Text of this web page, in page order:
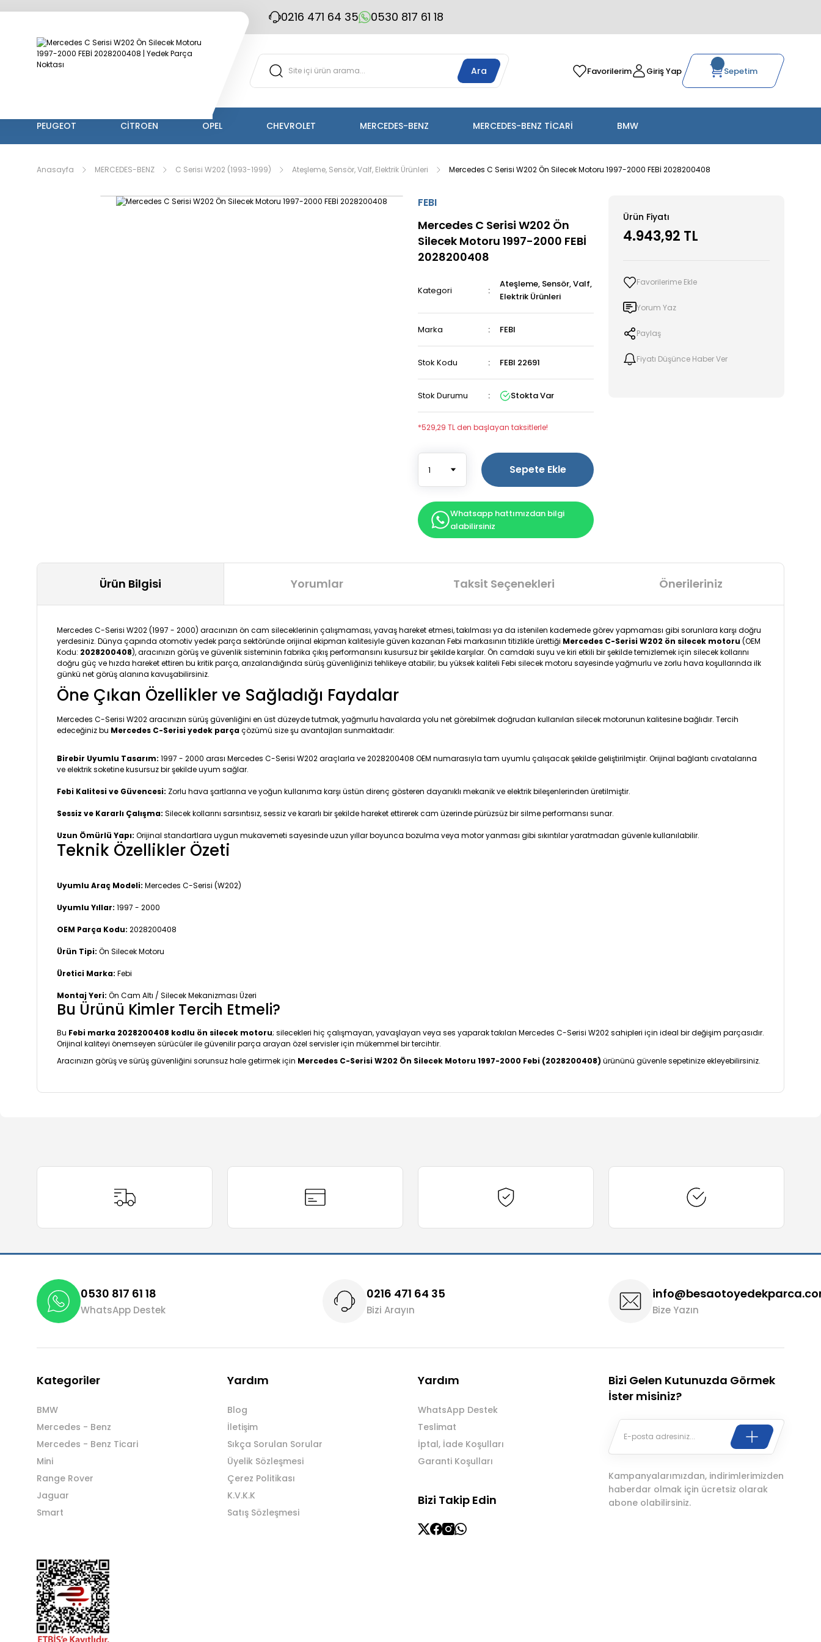
0216 471 64 35 0530 817 61 18
Ara Favorilerim Giriş Yap Sepetim
PEUGEOT CİTROEN OPEL CHEVROLET MERCEDES-BENZ MERCEDES-BENZ TİCARİ BMW
Anasayfa MERCEDES-BENZ C Serisi W202 (1993-1999) Ateşleme, Sensör, Valf, Elektrik Ürünleri Mercedes C Serisi W202 Ön Silecek Motoru 1997-2000 FEBİ 2028200408
FEBI
Mercedes C Serisi W202 Ön
Silecek Motoru 1997-2000 FEBİ
2028200408
Kategori
Ateşleme, Sensör, Valf,
Elektrik Ürünleri
Marka FEBI
Stok Kodu FEBI 22691
Stok Durumu Stokta Var
*529,29 TL den başlayan taksitlerle!
Sepete Ekle
Whatsapp hattımızdan bilgi
alabilirsiniz
Ürün Fiyatı
4.943,92 TL
Yorum Yaz
Paylaş
Fiyatı Düşünce Haber Ver
Ürün Bilgisi Yorumlar Taksit Seçenekleri Önerileriniz
Mercedes C-Serisi W202 (1997 - 2000) aracınızın ön cam sileceklerinin çalışmaması, yavaş hareket etmesi, takılması ya da istenilen kademede görev yapmaması gibi sorunlara karşı doğru
yerdesiniz. Dünya çapında otomotiv yedek parça sektöründe orijinal ekipman kalitesiyle güven kazanan Febi markasının titizlikle ürettiği Mercedes C-Serisi W202 ön silecek motoru (OEM
Kodu: 2028200408), aracınızın görüş ve güvenlik sisteminin fabrika çıkış performansını kusursuz bir şekilde karşılar. Ön camdaki suyu ve kiri etkili bir şekilde temizlemek için silecek kollarını
doğru güç ve hızda hareket ettiren bu kritik parça, arızalandığında sürüş güvenliğinizi tehlikeye atabilir; bu yüksek kaliteli Febi silecek motoru sayesinde yağmurlu ve zorlu hava koşullarında ilk
günkü net görüş alanına kavuşabilirsiniz.
Öne Çıkan Özellikler ve Sağladığı Faydalar
Mercedes C-Serisi W202 aracınızın sürüş güvenliğini en üst düzeyde tutmak, yağmurlu havalarda yolu net görebilmek doğrudan kullanılan silecek motorunun kalitesine bağlıdır. Tercih
edeceğiniz bu Mercedes C-Serisi yedek parçaçözümü size şu avantajları sunmaktadır:
Birebir Uyumlu Tasarım: 1997 - 2000 arası Mercedes C-Serisi W202 araçlarla ve 2028200408 OEM numarasıyla tam uyumlu çalışacak şekilde geliştirilmiştir. Orijinal bağlantı cıvatalarına
ve elektrik soketine kusursuz bir şekilde uyum sağlar.
Febi Kalitesi ve Güvencesi: Zorlu hava şartlarına ve yoğun kullanıma karşı üstün direnç gösteren dayanıklı mekanik ve elektrik bileşenlerinden üretilmiştir.
Sessiz ve Kararlı Çalışma: Silecek kollarını sarsıntısız, sessiz ve kararlı bir şekilde hareket ettirerek cam üzerinde pürüzsüz bir silme performansı sunar.
Uzun Ömürlü Yapı: Orijinal standartlara uygun mukavemeti sayesinde uzun yıllar boyunca bozulma veya motor yanması gibi sıkıntılar yaratmadan güvenle kullanılabilir.
Teknik Özellikler Özeti
Uyumlu Araç Modeli: Mercedes C-Serisi (W202)
Uyumlu Yıllar: 1997 - 2000
OEM Parça Kodu: 2028200408
Ürün Tipi: Ön Silecek Motoru
Üretici Marka: Febi
Montaj Yeri: Ön Cam Altı / Silecek Mekanizması Üzeri
Bu Ürünü Kimler Tercih Etmeli?
Bu Febi marka 2028200408 kodlu ön silecek motoru; silecekleri hiç çalışmayan, yavaşlayan veya ses yaparak takılan Mercedes C-Serisi W202 sahipleri için ideal bir değişim parçasıdır.
Orijinal kaliteyi önemseyen sürücüler ile güvenilir parça arayan özel servisler için mükemmel bir tercihtir.
Aracınızın görüş ve sürüş güvenliğini sorunsuz hale getirmek için Mercedes C-Serisi W202 Ön Silecek Motoru 1997-2000 Febi (2028200408) ürününü güvenle sepetinize ekleyebilirsiniz.
Ürün bilgilerinde hatalar bulunuyor.
Bu ürüne benzer farklı alternatifler olmalı.
Gönder
0530 817 61 18
WhatsApp Destek
0216 471 64 35
Bizi Arayın Bize Yazın
Kategoriler
BMW
Mercedes - Benz
Mercedes - Benz Ticari
Mini
Range Rover
Jaguar
Smart
Yardım
Blog
İletişim
Sıkça Sorulan Sorular
Üyelik Sözleşmesi
Çerez Politikası
K.V.K.K
Satış Sözleşmesi
Yardım
WhatsApp Destek
Teslimat
İptal, İade Koşulları
Garanti Koşulları
Bizi Takip Edin
Bizi Gelen Kutunuzda Görmek
İster misiniz?
Kampanyalarımızdan, indirimlerimizden
haberdar olmak için ücretsiz olarak
abone olabilirsiniz.